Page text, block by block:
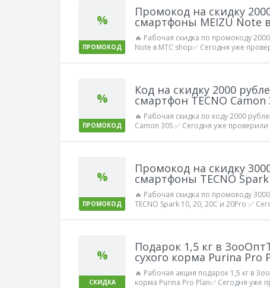
%
ПРОМОКОД
Промокод на скидку
смартфоны MEIZU Note
🔥 Рабочая скидка по промокоду
Note в МТС shop✅ Сегодня уже
%
ПРОМОКОД
Код на скидку 2000
смартфон TECNO Camon
🔥 Рабочая скидка по коду 2000
Camon 30S ✅ Сегодня уже проверили
%
ПРОМОКОД
Промокод на скидку
смартфоны TECNO
🔥 Рабочая скидка по промокоду
TECNO Spark 10, 20, 20C и 20Pro ✅
%
СКИДКА
Подарок 1,5 кг в
сухого корма Purina Pro
🔥 Рабочая акция подарок 1,5 кг в
корма Purina Pro Plan✅ Сегодня уже